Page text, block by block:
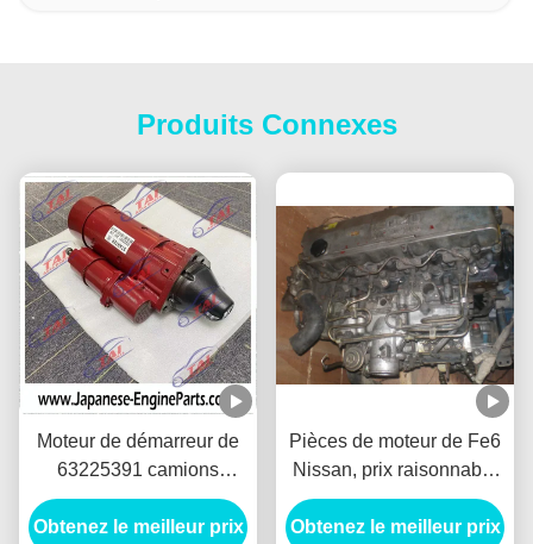
Produits Connexes
Moteur de démarreur de
63225391 camions
Nissan Engine Parts pour
le camion
Obtenez le meilleur prix
Pièces de moteur de Fe6
Nissan, prix raisonnable
garanti par qualité
japonaise utilisé de
Obtenez le meilleur prix